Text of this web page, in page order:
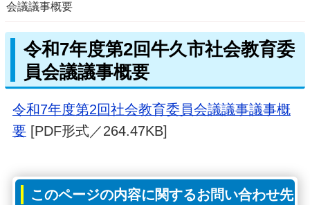
会議議事概要
令和7年度第2回牛久市社会教育委
員会議議事概要
令和7年度第2回社会教育委員会議議事議事概
要[PDF形式／264.47KB]
このページの内容に関するお問い合わせ先